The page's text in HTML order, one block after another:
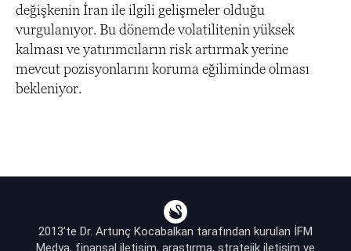
değişkenin İran ile ilgili gelişmeler olduğu
vurgulanıyor. Bu dönemde volatilitenin yüksek
kalması ve yatırımcıların risk artırmak yerine
mevcut pozisyonlarını koruma eğiliminde olması
bekleniyor.
2013’te Dr. Artunç Kocabalkan tarafından kurulan İFM
Medya, finansal iletişim, araştırma, stratejik iletişim ve